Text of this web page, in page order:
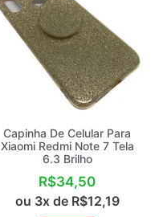
Capinha De Celular Para
Xiaomi Redmi Note 7 Tela
6.3 Brilho
R$34,50
ou 3x de R$12,19